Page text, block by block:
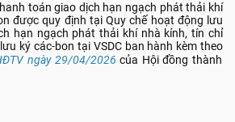
toán giao dịch hạn ngạch phát thải khí
được quy định tại Quy chế hoạt động lưu
hạn ngạch phát thải khí nhà kính, tín chỉ
ký các-bon tại VSDC ban hành kèm theo
ngày 29/04/2026của Hội đồng thành